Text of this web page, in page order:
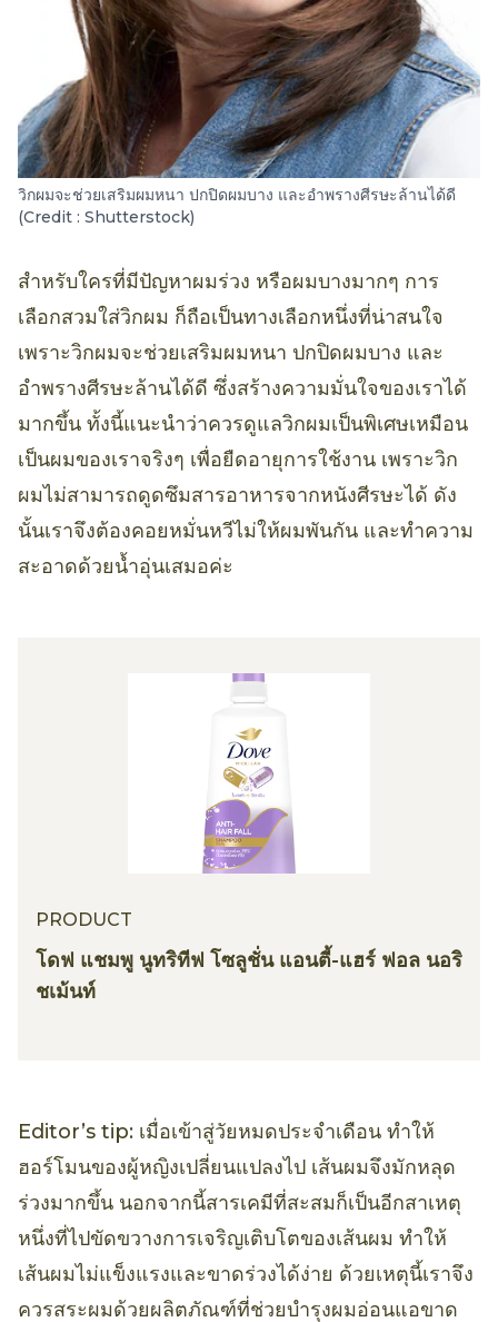
วิกผมจะช่วยเสริมผมหนา ปกปิดผมบาง และอำพรางศีรษะล้านได้ดี
(Credit : Shutterstock)
สำหรับใครที่มีปัญหาผมร่วง หรือผมบางมากๆ การ
เลือกสวมใส่วิกผม ก็ถือเป็นทางเลือกหนึ่งที่น่าสนใจ
เพราะวิกผมจะช่วยเสริมผมหนา ปกปิดผมบาง และ
อำพรางศีรษะล้านได้ดี ซึ่งสร้างความมั่นใจของเราได้
มากขึ้น ทั้งนี้แนะนำว่าควรดูแลวิกผมเป็นพิเศษเหมือน
เป็นผมของเราจริงๆ เพื่อยืดอายุการใช้งาน เพราะวิก
ผมไม่สามารถดูดซึมสารอาหารจากหนังศีรษะได้ ดัง
นั้นเราจึงต้องคอยหมั่นหวีไม่ให้ผมพันกัน และทำความ
สะอาดด้วยน้ำอุ่นเสมอค่ะ
PRODUCT
โดฟ แชมพู นูทริทีฟ โซลูชั่น แอนตี้-แฮร์ ฟอล นอริ
ชเม้นท์
Editor’s tip: เมื่อเข้าสู่วัยหมดประจำเดือน ทำให้
ฮอร์โมนของผู้หญิงเปลี่ยนแปลงไป เส้นผมจึงมักหลุด
ร่วงมากขึ้น นอกจากนี้สารเคมีที่สะสมก็เป็นอีกสาเหตุ
หนึ่งที่ไปขัดขวางการเจริญเติบโตของเส้นผม ทำให้
เส้นผมไม่แข็งแรงและขาดร่วงได้ง่าย ด้วยเหตุนี้เราจึง
ควรสระผมด้วยผลิตภัณฑ์ที่ช่วยบำรุงผมอ่อนแอขาด